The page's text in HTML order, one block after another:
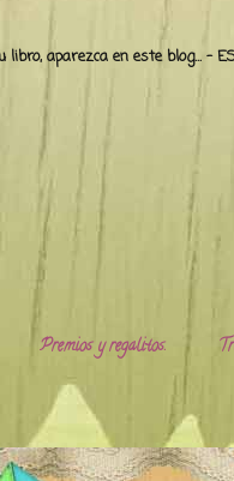
aparezca en este blog... -
Premios y regalitos.